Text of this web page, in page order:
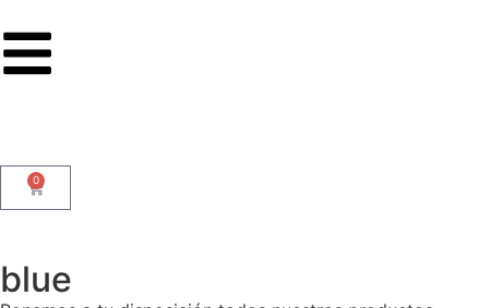
0
blue